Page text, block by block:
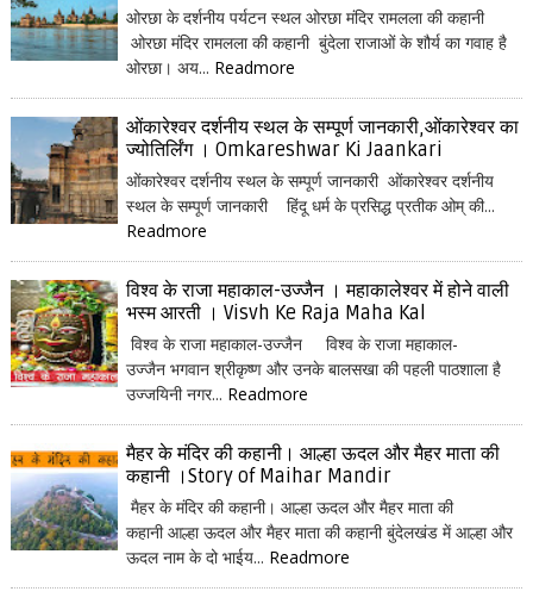
ओरछा के दर्शनीय पर्यटन स्थल ओरछा मंदिर रामलला की कहानी
ओरछा मंदिर रामलला की कहानी बुंदेला राजाओं के शौर्य का गवाह है
ओरछा। अय... Readmore
ओंकारेश्वर दर्शनीय स्थल के सम्पूर्ण जानकारी,ओंकारेश्वर का
ज्योतिर्लिंग । Omkareshwar Ki Jaankari
ओंकारेश्वर दर्शनीय स्थल के सम्पूर्ण जानकारी ओंकारेश्वर दर्शनीय
स्थल के सम्पूर्ण जानकारी हिंदू धर्म के प्रसिद्ध प्रतीक ओम् की...
Readmore
विश्व के राजा महाकाल-उज्जैन । महाकालेश्वर में होने वाली
भस्म आरती । Visvh Ke Raja Maha Kal
विश्व के राजा महाकाल-उज्जैन विश्व के राजा महाकाल-
उज्जैन भगवान श्रीकृष्ण और उनके बालसखा की पहली पाठशाला है
उज्जयिनी नगर... Readmore
मैहर के मंदिर की कहानी। आल्हा ऊदल और मैहर माता की
कहानी ।Story of Maihar Mandir
मैहर के मंदिर की कहानी। आल्हा ऊदल और मैहर माता की
कहानी आल्हा ऊदल और मैहर माता की कहानी बुंदेलखंड में आल्हा और
ऊदल नाम के दो भाईय... Readmore